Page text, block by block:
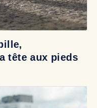
tête aux pieds